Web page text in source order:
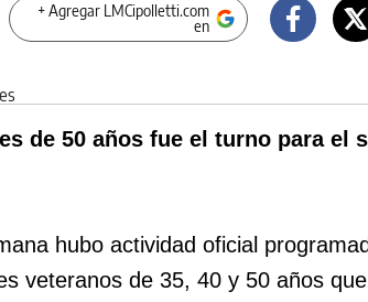
+ Agregar LMCipolletti.com
en
de 50 años fue el turno para el
hubo actividad oficial
veteranos de 35, 40 y 50 años